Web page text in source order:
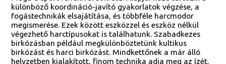
különböző koordináció-javító gyakorlatok végzése, a
fogástechnikák elsajátítása, és többféle harcmodor
megismerése. Ezek között eszközzel és eszköz nélkül
végezhető harctípusokat is találhatunk. Szabadkezes
birkózásban például megkülönböztetünk kultikus
birkózást és harci birkózást. Mindkettőnek a már álló
helyzetben kialakított, finom technika adja meg az ízét.